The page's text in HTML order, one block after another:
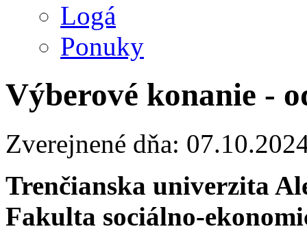
Logá
Ponuky
Výberové konanie -
Zverejnené dňa:
Trenčianska univerzita
Fakulta sociálno-